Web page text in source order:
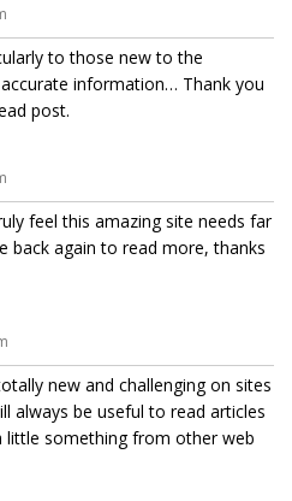
to those new to the
information… Thank you
post.
feel this amazing site needs far
back again to read more, thanks
new and challenging on sites
always be useful to read articles
something from other web